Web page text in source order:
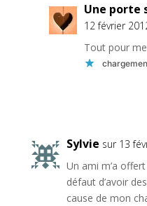
Une porte
12 février
Tout pour
Sylvie sur 13
Un ami m’a
défaut d’avoir
cause de mon